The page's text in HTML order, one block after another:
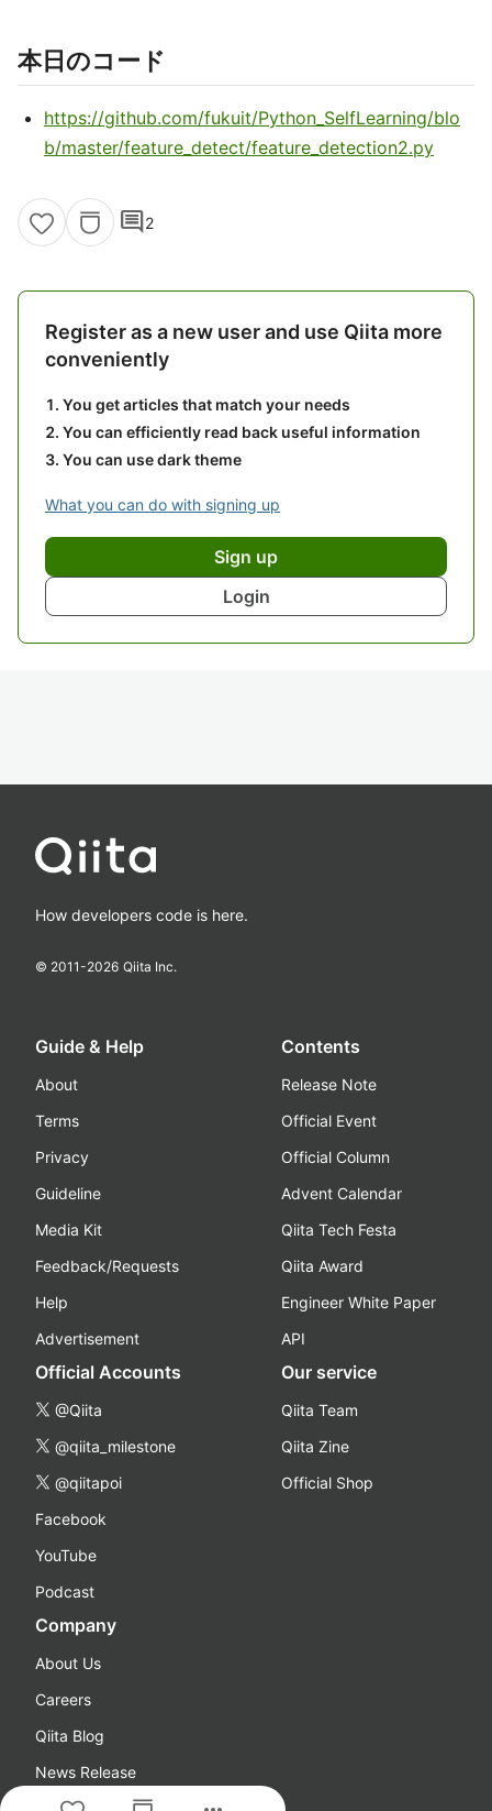
本日のコード
https://github.com/fukuit/Python_SelfLearning/blo
b/master/feature_detect/feature_detection2.py
comment2
Register as a new user and use Qiita more
conveniently
You get articles that match your needs
You can efficiently read back useful information
You can use dark theme
What you can do with signing up
Sign up
Login
How developers code is here.
© 2011-2026 Qiita Inc.
Guide & Help
About
Terms
Privacy
Guideline
Media Kit
Feedback/Requests
Help
Advertisement
Contents
Release Note
Official Event
Official Column
Advent Calendar
Qiita Tech Festa
Qiita Award
Engineer White Paper
API
Official Accounts
@Qiita
@qiita_milestone
@qiitapoi
Facebook
YouTube
Podcast
Our service
Qiita Team
Qiita Zine
Official Shop
Company
About Us
Careers
Qiita Blog
News Release